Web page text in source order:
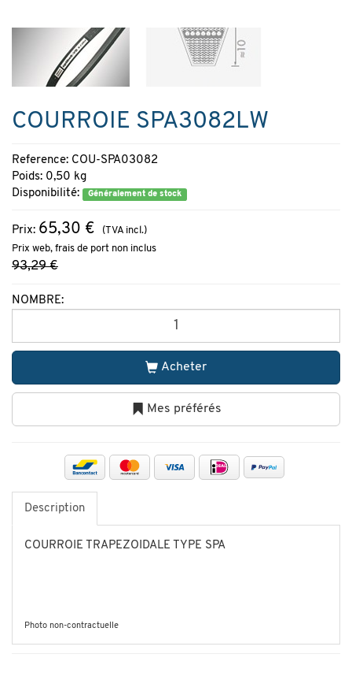
COURROIE SPA3082LW
Reference: COU-SPA03082
Poids: 0,50 kg
Disponibilité:
Généralement de stock
Prix: 65,30 €
(TVA incl.)
Prix web, frais de port non inclus
93,29 €
NOMBRE:
Acheter
Mes préférés
Description
COURROIE TRAPEZOIDALE TYPE SPA
Photo non-contractuelle